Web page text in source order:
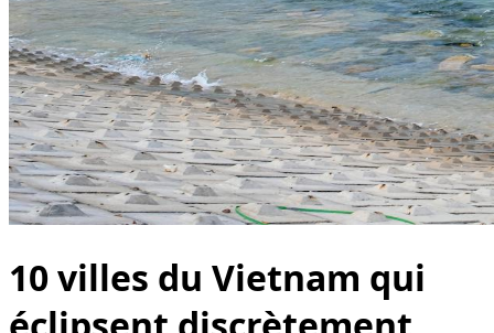
10 villes du Vietnam qui